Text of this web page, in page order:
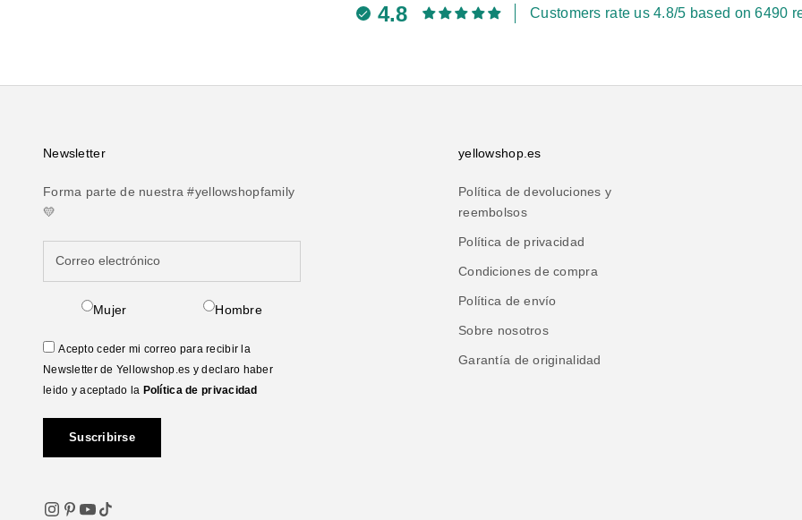
4.8 Customers rate us 4.8/5 based on 6490
Newsletter
Forma parte de nuestra #yellowshopfamily
💛
Mujer Hombre
Acepto ceder mi correo para recibir la
Newsletter de Yellowshop.es y declaro haber
leido y aceptado la Política de privacidad
Suscribirse
yellowshop.es
Política de devoluciones y
reembolsos
Política de privacidad
Condiciones de compra
Política de envío
Sobre nosotros
Garantía de originalidad